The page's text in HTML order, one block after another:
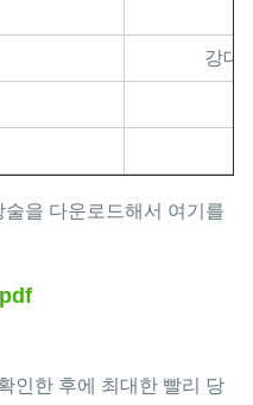
강대
을 다운로드해서 여기를
인한 후에 최대한 빨리 당